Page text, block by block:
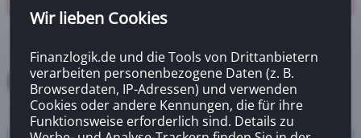
Wir lieben Cookies
Finanzlogik.de und die Tools von Drittanbietern
verarbeiten personenbezogene Daten (z. B.
Browserdaten, IP-Adressen) und verwenden
Cookies oder andere Kennungen, die für ihre
Funktionsweise erforderlich sind. Details zu